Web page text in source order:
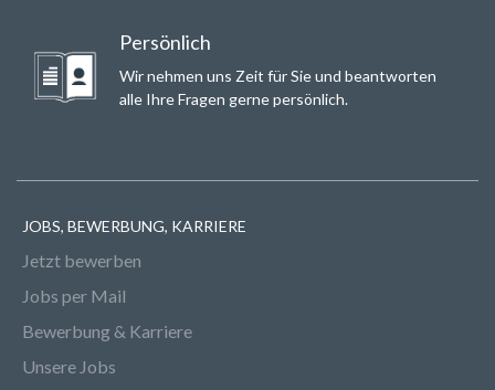
Persönlich
Wir nehmen uns Zeit für Sie und beantworten
alle Ihre Fragen gerne persönlich.
JOBS, BEWERBUNG, KARRIERE
Jetzt bewerben
Jobs per Mail
Bewerbung & Karriere
Unsere Jobs